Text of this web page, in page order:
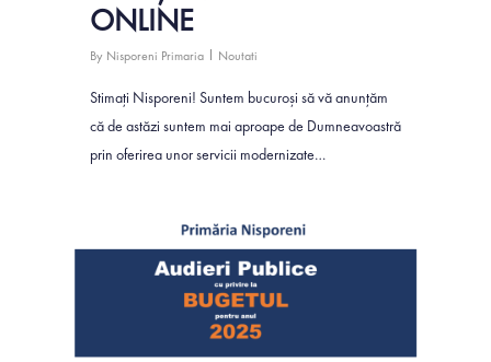
ONLINE
By Nisporeni Primaria Noutati
Stimați Nisporeni! Suntem bucuroși să vă anunțăm
că de astăzi suntem mai aproape de Dumneavoastră
prin oferirea unor servicii modernizate…